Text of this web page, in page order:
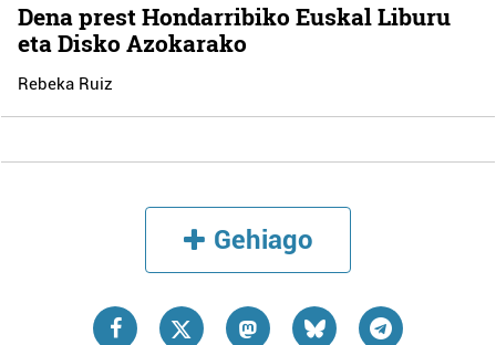
Dena prest Hondarribiko Euskal Liburu
eta Disko Azokarako
Rebeka Ruiz
Gehiago